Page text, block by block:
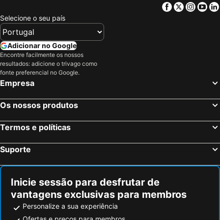
Hotel Condado
Vigo, Galiza Hotéis
Sangenjo, Galiza Hotéis
Peneda-Gerês, Norte de Portugal Hotéis
Ponte de Lima, Norte de Portugal Hotéis
Islantilla, Andaluzia Hotéis
Benidorm, Valência Hotéis
Barcelona, Catalunha Hotéis
Isla Canela, Andaluzia Hotéis
Facebook
Twitter
Selecione o seu país
Adicionar no Google
Encontre facilmente os nossos
resultados: adicione o trivago como
fonte preferencial no Google.
Empresa
Os nossos produtos
Termos e políticas
Suporte
Inicie sessão para desfrutar de
vantagens exclusivas para membros
Personalize a sua experiência